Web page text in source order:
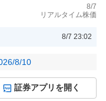
8/7
リアルタイム株価
8/7 23:02
8/10
証券アプリを開く